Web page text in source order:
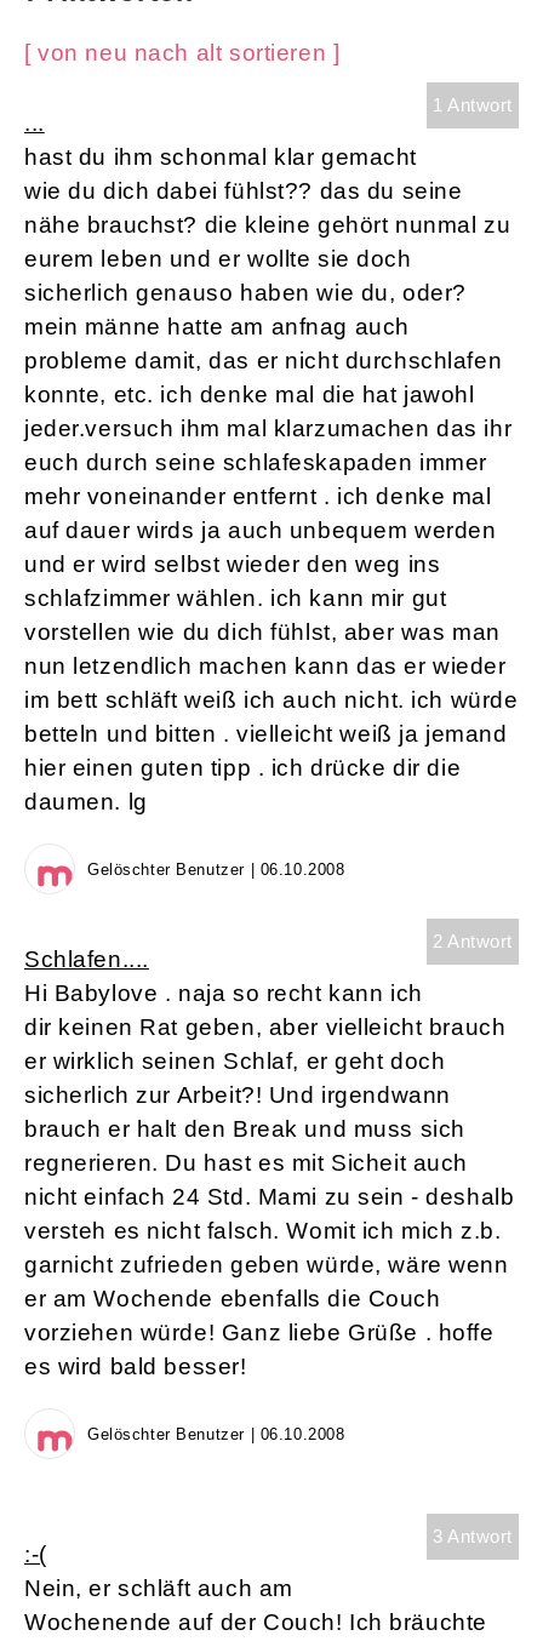
[ von neu nach alt sortieren ]
1 Antwort
...
hast du ihm schonmal klar gemacht
wie du dich dabei fühlst?? das du seine
nähe brauchst? die kleine gehört nunmal zu
eurem leben und er wollte sie doch
sicherlich genauso haben wie du, oder?
mein männe hatte am anfnag auch
probleme damit, das er nicht durchschlafen
konnte, etc. ich denke mal die hat jawohl
jeder.versuch ihm mal klarzumachen das ihr
euch durch seine schlafeskapaden immer
mehr voneinander entfernt . ich denke mal
auf dauer wirds ja auch unbequem werden
und er wird selbst wieder den weg ins
schlafzimmer wählen. ich kann mir gut
vorstellen wie du dich fühlst, aber was man
nun letzendlich machen kann das er wieder
im bett schläft weiß ich auch nicht. ich würde
betteln und bitten . vielleicht weiß ja jemand
hier einen guten tipp . ich drücke dir die
daumen. lg
Gelöschter Benutzer | 06.10.2008
2 Antwort
Schlafen....
Hi Babylove . naja so recht kann ich
dir keinen Rat geben, aber vielleicht brauch
er wirklich seinen Schlaf, er geht doch
sicherlich zur Arbeit?! Und irgendwann
brauch er halt den Break und muss sich
regnerieren. Du hast es mit Sicheit auch
nicht einfach 24 Std. Mami zu sein - deshalb
versteh es nicht falsch. Womit ich mich z.b.
garnicht zufrieden geben würde, wäre wenn
er am Wochende ebenfalls die Couch
vorziehen würde! Ganz liebe Grüße . hoffe
es wird bald besser!
Gelöschter Benutzer | 06.10.2008
3 Antwort
:-(
Nein, er schläft auch am
Wochenende auf der Couch! Ich bräuchte